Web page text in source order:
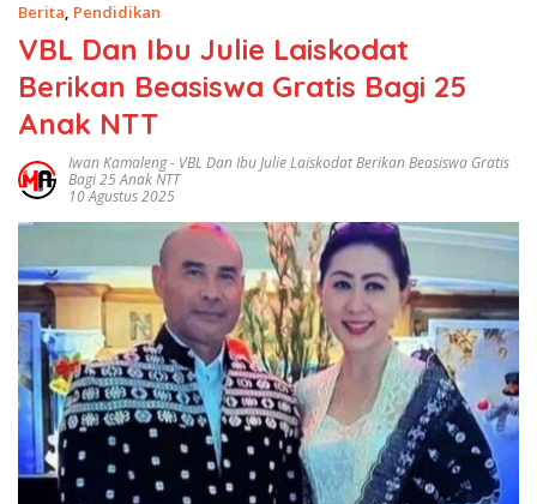
Berita, Pendidikan
VBL Dan Ibu Julie Laiskodat
Berikan Beasiswa Gratis Bagi 25
Anak NTT
Iwan Kamaleng- VBL Dan Ibu Julie Laiskodat Berikan Beasiswa Gratis
Bagi 25 Anak NTT
10 Agustus 2025